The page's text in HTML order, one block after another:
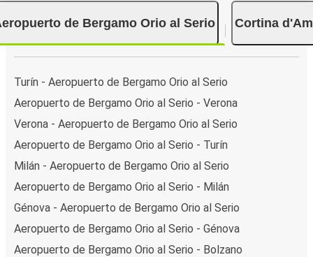
de Bergamo Orio al Serio Cortina
Turín - Aeropuerto de Bergamo Orio al Serio
Aeropuerto de Bergamo Orio al Serio - Verona
Verona - Aeropuerto de Bergamo Orio al Serio
Aeropuerto de Bergamo Orio al Serio - Turín
Milán - Aeropuerto de Bergamo Orio al Serio
Aeropuerto de Bergamo Orio al Serio - Milán
Génova - Aeropuerto de Bergamo Orio al Serio
Aeropuerto de Bergamo Orio al Serio - Génova
Aeropuerto de Bergamo Orio al Serio - Bolzano